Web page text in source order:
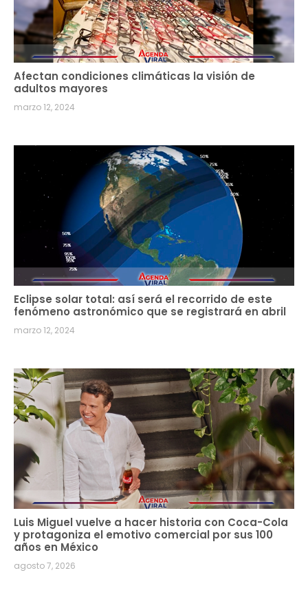
Afectan condiciones climáticas la visión de
adultos mayores
marzo 12, 2024
Eclipse solar total: así será el recorrido de este
fenómeno astronómico que se registrará en abril
marzo 12, 2024
Luis Miguel vuelve a hacer historia con Coca-Cola
y protagoniza el emotivo comercial por sus 100
años en México
agosto 7, 2026